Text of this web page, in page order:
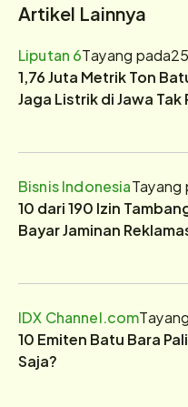
Artikel Lainnya
Liputan 6Tayang pada
1,76 Juta Metrik Ton
Jaga Listrik di Jawa Tak
Bisnis IndonesiaTayang
10 dari 190 Izin
Bayar Jaminan
IDX Channel.com
10 Emiten Batu Bara
Saja?